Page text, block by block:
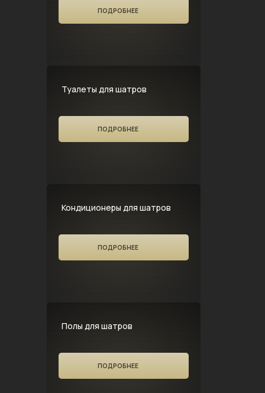
ПОДРОБНЕЕ
Туалеты для шатров
ПОДРОБНЕЕ
Кондиционеры для шатров
ПОДРОБНЕЕ
Полы для шатров
ПОДРОБНЕЕ